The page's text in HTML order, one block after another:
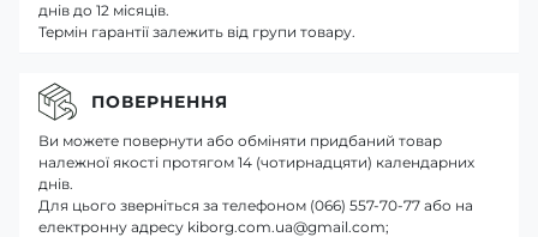
днів до 12 місяців.
Термін гарантії залежить від групи товару.
ПОВЕРНЕННЯ
Ви можете повернути або обміняти придбаний товар
належної якості протягом 14 (чотирнадцяти) календарних
днів.
Для цього зверніться за телефоном (066) 557-70-77 або на
електронну адресу kiborg.com.ua@gmail.com;